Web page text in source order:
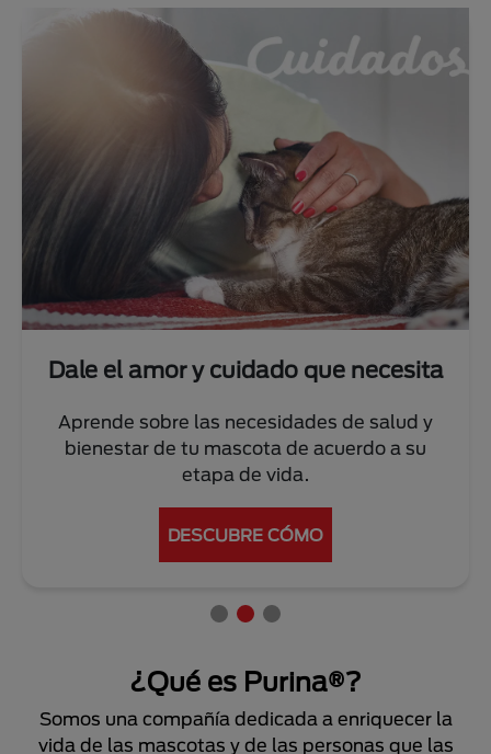
Dale el amor y cuidado que necesita
Aprende sobre las necesidades de salud y
bienestar de tu mascota de acuerdo a su
etapa de vida.
DESCUBRE CÓMO
¿Qué es Purina®?
Somos una compañía dedicada a enriquecer la
vida de las mascotas y de las personas que las